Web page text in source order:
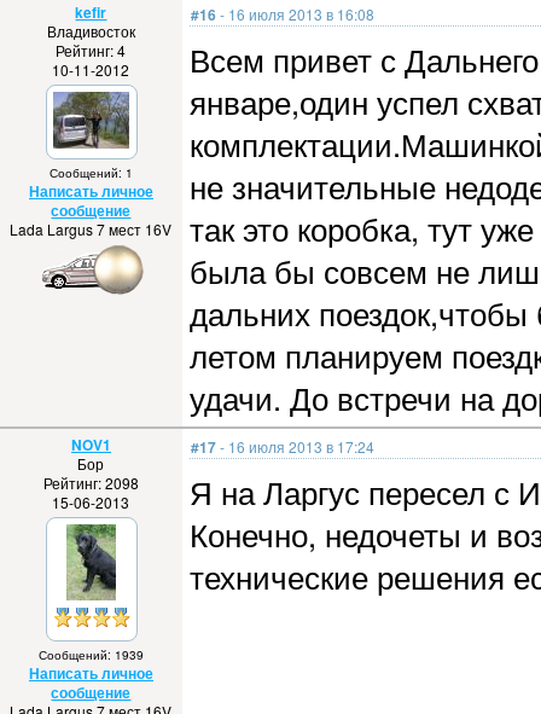
kefir
Владивосток
Рейтинг: 4
10-11-2012
Сообщений: 1
Написать личное
сообщение
Lada Largus 7 мест 16V
#16- 16 июля 2013 в 16:08
Всем привет с
январе,один успел
не значительные
так это коробка, тут
была бы совсем не
дальних
летом планируем
удачи. До встречи на
NOV1
Бор
Рейтинг: 2098
15-06-2013
Сообщений: 1939
Написать личное
сообщение
#17- 16 июля 2013 в 17:24
Я на Ларгус пересел с
Конечно, недочеты и
технические решения